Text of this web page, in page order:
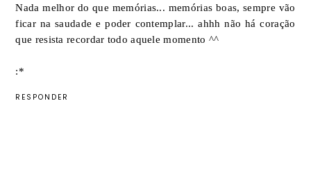
Nada melhor do que memórias... memórias boas, sempre vão
ficar na saudade e poder contemplar... ahhh não há coração
que resista recordar todo aquele momento ^^
:*
RESPONDER